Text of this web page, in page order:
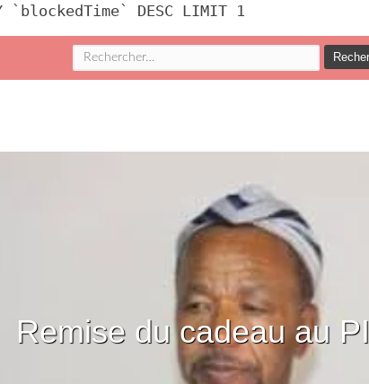
`blockedTime` DESC LIMIT 1
Rechercher :
Remise du cadeau au PI